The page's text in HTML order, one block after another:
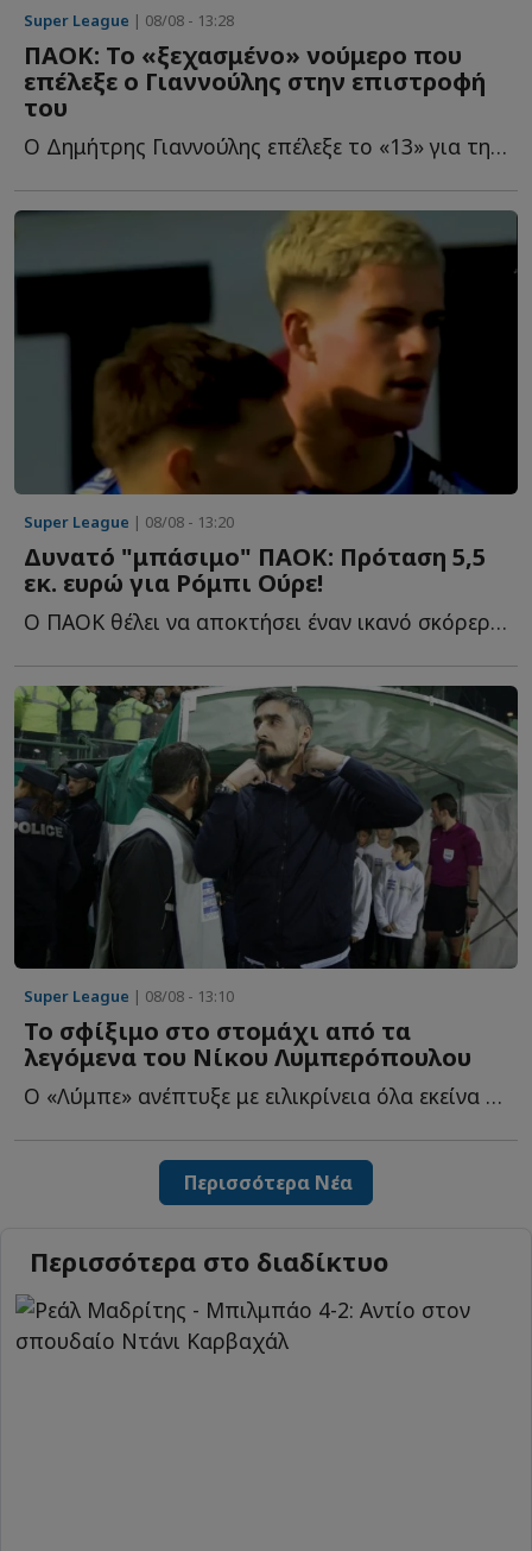
Super League | 08/08 - 13:28
ΠΑΟΚ: Το «ξεχασμένο» νούμερο που
επέλεξε ο Γιαννούλης στην επιστροφή
του
Ο Δημήτρης Γιαννούλης επέλεξε το «13» για τη δεύτερη θ...
Super League | 08/08 - 13:20
Δυνατό "μπάσιμο" ΠΑΟΚ: Πρόταση 5,5
εκ. ευρώ για Ρόμπι Ούρε!
Ο ΠΑΟΚ θέλει να αποκτήσει έναν ικανό σκόρερ, ένα σέντερ φ...
Super League | 08/08 - 13:10
Το σφίξιμο στο στομάχι από τα
λεγόμενα του Νίκου Λυμπερόπουλου
Ο «Λύμπε» ανέπτυξε με ειλικρίνεια όλα εκείνα που προκαλούσε ο...
Περισσότερα Νέα
Περισσότερα στο διαδίκτυο